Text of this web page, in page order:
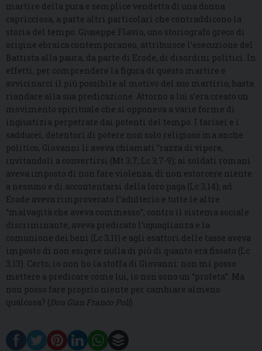
martire della pura e semplice vendetta di una donna
capricciosa, a parte altri particolari che contraddicono la
storia del tempo. Giuseppe Flavio, uno storiografo greco di
origine ebraica contemporaneo, attribuisce l’esecuzione del
Battista alla paura, da parte di Erode, di disordini politici. In
effetti, per comprendere la figura di questo martire e
avvicinarci il più possibile al motivo del suo martirio, basta
riandare alla sua predicazione. Attorno a lui s’era creato un
movimento spirituale che si opponeva a varie forme di
ingiustizia perpetrate dai potenti del tempo. I farisei e i
sadducei, detentori di potere non solo religioso ma anche
politico, Giovanni li aveva chiamati “razza di vipere,
invitandoli a convertirsi (Mt 3,7; Lc 3,7-9); ai soldati romani
aveva imposto di non fare violenza, di non estorcere niente
a nessuno e di accontentarsi della loro paga (Lc 3,14); ad
Erode aveva rimproverato l’adulterio e tutte le altre
“malvagità che aveva commesso”; contro il sistema sociale
discriminante, aveva predicato l’uguaglianza e la
comunione dei beni (Lc 3,11) e agli esattori delle tasse aveva
imposto di non esigere nulla di più di quanto era fissato (Lc
3,13). Certo, io non ho la stoffa di Giovanni: non mi posso
mettere a predicare come lui, io non sono un “profeta”. Ma
non posso fare proprio niente per cambiare almeno
qualcosa? (Don Gian Franco Poli)